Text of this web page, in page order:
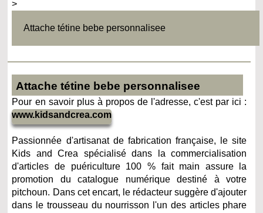
>
Attache tétine bebe personnalisee
Attache tétine bebe personnalisee
Pour en savoir plus à propos de l'adresse, c'est par ici :
www.kidsandcrea.com
Passionnée d'artisanat de fabrication française, le site
Kids and Crea spécialisé dans la commercialisation
d'articles de puériculture 100 % fait main assure la
promotion du catalogue numérique destiné à votre
pitchoun. Dans cet encart, le rédacteur suggère d'ajouter
dans le trousseau du nourrisson l'un des articles phare